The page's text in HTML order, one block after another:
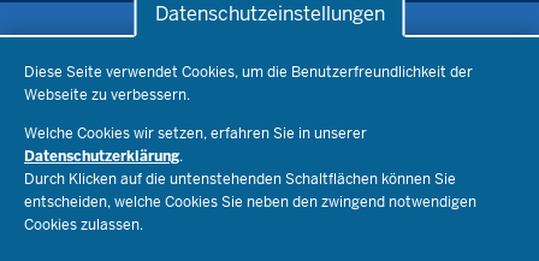
Datenschutzeinstellungen
Diese Seite verwendet Cookies, um die Benutzerfreundlichkeit der
Webseite zu verbessern.
Welche Cookies wir setzen, erfahren Sie in unserer
Datenschutzerklärung.
Durch Klicken auf die untenstehenden Schaltflächen können Sie
entscheiden, welche Cookies Sie neben den zwingend notwendigen
Cookies zulassen.
Bildungsthemen
Lehrkräfte
Recht
Schulleben
Ministerium
Ministerin Dorothee Feller
Staatssekretär Dr. Urban Mauer
Presse